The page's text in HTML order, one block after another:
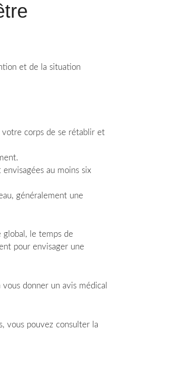
et de la situation
votre corps de se rétablir et
au moins six
généralement une
global, le temps de
pour envisager une
donner un avis médical
vous pouvez consulter la